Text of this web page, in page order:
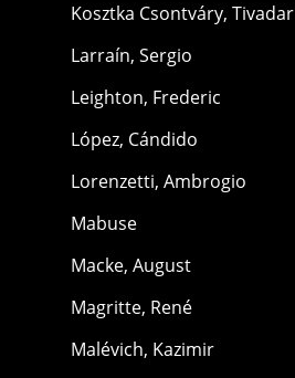
Kosztka Csontváry, Tivadar
Larraín, Sergio
Leighton, Frederic
López, Cándido
Lorenzetti, Ambrogio
Mabuse
Macke, August
Magritte, René
Malévich, Kazimir